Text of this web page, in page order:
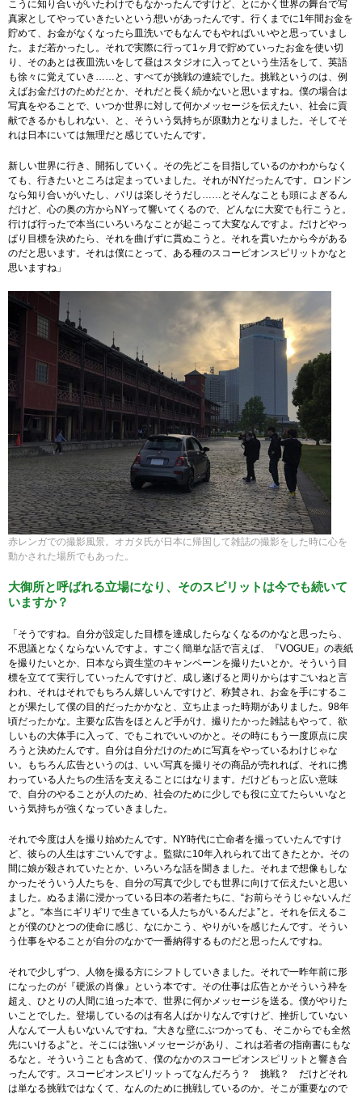
こうに知り合いがいたわけでもなかったんですけど、とにかく世界の舞台で写
真家としてやっていきたいという想いがあったんです。行くまでに1年間お金を
貯めて、お金がなくなったら皿洗いでもなんでもやればいいやと思っていまし
た。まだ若かったし。それで実際に行って1ヶ月で貯めていったお金を使い切
り、そのあとは夜皿洗いをして昼はスタジオに入ってという生活をして、英語
も徐々に覚えていき……と、すべてが挑戦の連続でした。挑戦というのは、例
えばお金だけのためだとか、それだと長く続かないと思いますね。僕の場合は
写真をやることで、いつか世界に対して何かメッセージを伝えたい、社会に貢
献できるかもしれない、と、そういう気持ちが原動力となりました。そしてそ
れは日本にいては無理だと感じていたんです。
新しい世界に行き、開拓していく。その先どこを目指しているのかわからなく
ても、行きたいところは定まっていました。それがNYだったんです。ロンドン
なら知り合いがいたし、パリは楽しそうだし……とそんなことも頭によぎるん
だけど、心の奥の方からNYって響いてくるので、どんなに大変でも行こうと。
行けば行ったで本当にいろいろなことが起こって大変なんですよ。だけどやっ
ぱり目標を決めたら、それを曲げずに貫ぬこうと。それを貫いたから今がある
のだと思います。それは僕にとって、ある種のスコーピオンスピリットかなと
思いますね」
赤レンガでの撮影風景。オガタ氏が日本に帰国して雑誌の撮影をした時に心を
動かされた場所でもあった。
大御所と呼ばれる立場になり、そのスピリットは今でも続いて
いますか？
「そうですね。自分が設定した目標を達成したらなくなるのかなと思ったら、
不思議となくならないんですよ。すごく簡単な話で言えば、『VOGUE』の表紙
を撮りたいとか、日本なら資生堂のキャンペーンを撮りたいとか。そういう目
標を立てて実行していったんですけど、成し遂げると周りからはすごいねと言
われ、それはそれでもちろん嬉しいんですけど、称賛され、お金を手にするこ
とが果たして僕の目的だったかかなと、立ち止まった時期がありました。98年
頃だったかな。主要な広告をほとんど手がけ、撮りたかった雑誌もやって、欲
しいもの大体手に入って、でもこれでいいのかと。その時にもう一度原点に戻
ろうと決めたんです。自分は自分だけのために写真をやっているわけじゃな
い。もちろん広告というのは、いい写真を撮りその商品が売れれば、それに携
わっている人たちの生活を支えることにはなります。だけどもっと広い意味
で、自分のやることが人のため、社会のために少しでも役に立てたらいいなと
いう気持ちが強くなっていきました。
それで今度は人を撮り始めたんです。NY時代に亡命者を撮っていたんですけ
ど、彼らの人生はすごいんですよ。監獄に10年入れられて出てきたとか。その
間に娘が殺されていたとか、いろいろな話を聞きました。それまで想像もしな
かったそういう人たちを、自分の写真で少しでも世界に向けて伝えたいと思い
ました。ぬるま湯に浸かっている日本の若者たちに、“お前らそうじゃないんだ
よ”と。“本当にギリギリで生きている人たちがいるんだよ”と。それを伝えるこ
とが僕のひとつの使命に感じ、なにかこう、やりがいを感じたんです。そうい
う仕事をやることが自分のなかで一番納得するものだと思ったんですね。
それで少しずつ、人物を撮る方にシフトしていきました。それで一昨年前に形
になったのが『硬派の肖像』という本です。その仕事は広告とかそういう枠を
超え、ひとりの人間に迫った本で、世界に何かメッセージを送る。僕がやりた
いことでした。登場しているのは有名人ばかりなんですけど、挫折していない
人なんて一人もいないんですね。“大きな壁にぶつかっても、そこからでも全然
先にいけるよ”と。そこには強いメッセージがあり、これは若者の指南書にもな
るなと。そういうことも含めて、僕のなかのスコーピオンスピリットと響き合
ったんです。スコーピオンスピリットってなんだろう？ 挑戦？ だけどそれ
は単なる挑戦ではなくて、なんのために挑戦しているのか。そこが重要なので